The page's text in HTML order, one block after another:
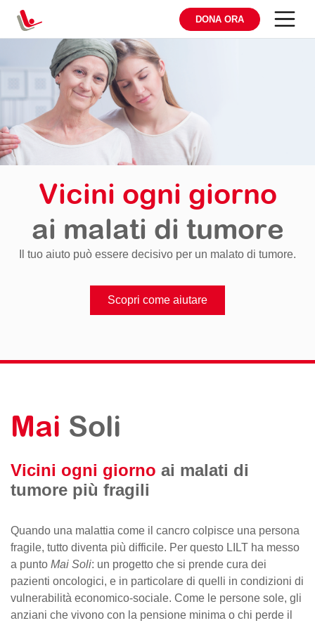
DONA ORA
Vicini ogni giorno
ai malati di tumore
Il tuo aiuto può essere decisivo per un malato di tumore.
Scopri come aiutare
Mai Soli
Vicini ogni giorno ai malati di
tumore più fragili
Quando una malattia come il cancro colpisce una persona
fragile, tutto diventa più difficile. Per questo LILT ha messo
a punto Mai Soli: un progetto che si prende cura dei
pazienti oncologici, e in particolare di quelli in condizioni di
vulnerabilità economico-sociale. Come le persone sole, gli
anziani che vivono con la pensione minima o chi perde il